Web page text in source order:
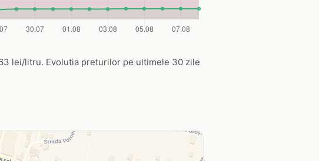
lei/litru. Evolutia preturilor pe ultimele 30 zile